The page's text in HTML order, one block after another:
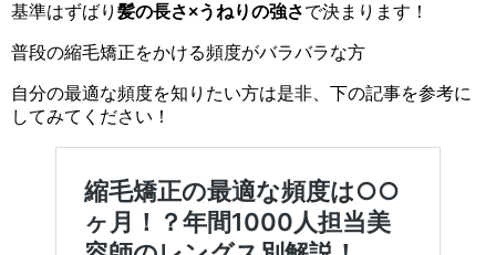
基準はずばり 髪の長さ×うねりの強さで決まります！
普段の縮毛矯正をかける頻度がバラバラな方
自分の最適な頻度を知りたい方は是非、下の記事を参考に
してみてください！